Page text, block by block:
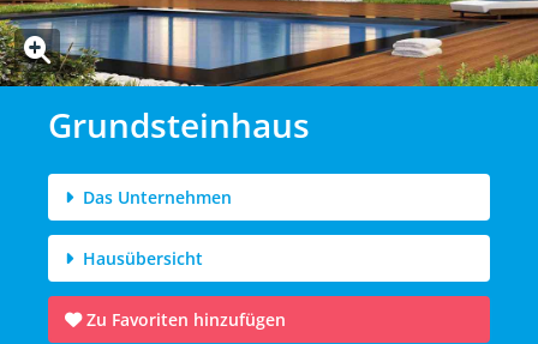
Grundsteinhaus
Das Unternehmen
Hausübersicht
Zu Favoriten hinzufügen